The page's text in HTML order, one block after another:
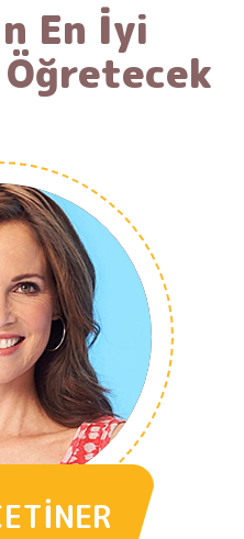
En İyi